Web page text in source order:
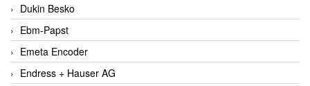
Dukin Besko
Ebm-Papst
Emeta Encoder
Endress + Hauser AG